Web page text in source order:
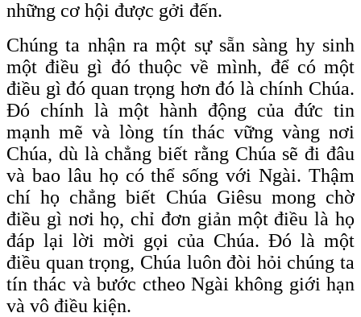
những cơ hội được gởi đến.
Chúng ta nhận ra một sự sẵn sàng hy sinh
một điều gì đó thuộc về mình, để có một
điều gì đó quan trọng hơn đó là chính Chúa.
Đó chính là một hành động của đức tin
mạnh mẽ và lòng tín thác vững vàng nơi
Chúa, dù là chẳng biết rằng Chúa sẽ đi đâu
và bao lâu họ có thể sống với Ngài. Thậm
chí họ chẳng biết Chúa Giêsu mong chờ
điều gì nơi họ, chỉ đơn giản một điều là họ
đáp lại lời mời gọi của Chúa. Đó là một
điều quan trọng, Chúa luôn đòi hỏi chúng ta
tín thác và bước ctheo Ngài không giới hạn
và vô điều kiện.